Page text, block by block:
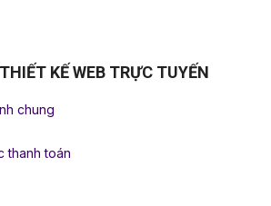
KẾ WEB TRỰC TUYẾN
chung
thanh toán